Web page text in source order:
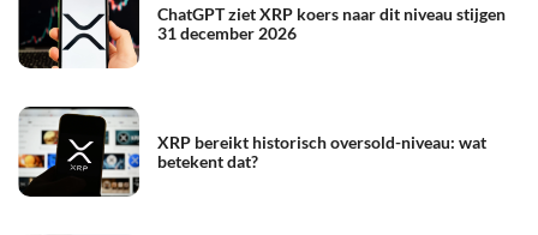
ChatGPT ziet XRP koers naar dit niveau stijgen
31 december 2026
XRP bereikt historisch oversold-niveau: wat
betekent dat?